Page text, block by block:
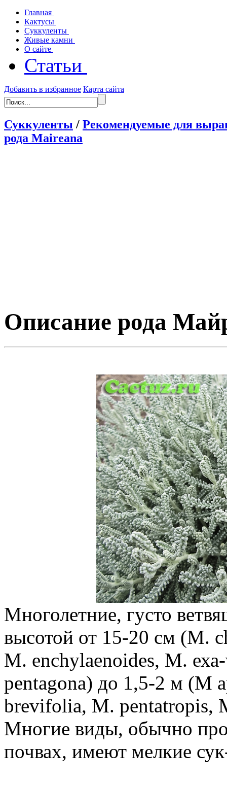
Главная
Кактусы
Суккуленты
Живые камни
О сайте
Статьи
Добавить в избранное Карта сайта
Суккуленты / Рекомендуемые для
рода Maireana
Описание рода
Многолетние, густо
высотой от 15-20 см (М.
М. enchylaenoides, М.
pentagona) до 1,5-2 м (М
brevifolia, М. pentatropis,
Многие виды, обычно
почвах, имеют мелкие